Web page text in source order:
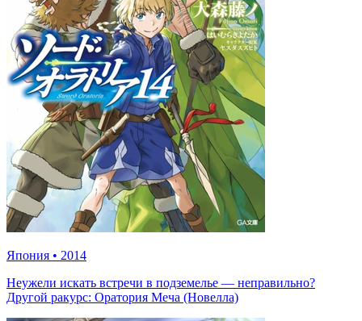
Япония • 2014
Неужели искать встречи в подземелье — неправильно?
Другой ракурс: Оратория Меча (Новелла)